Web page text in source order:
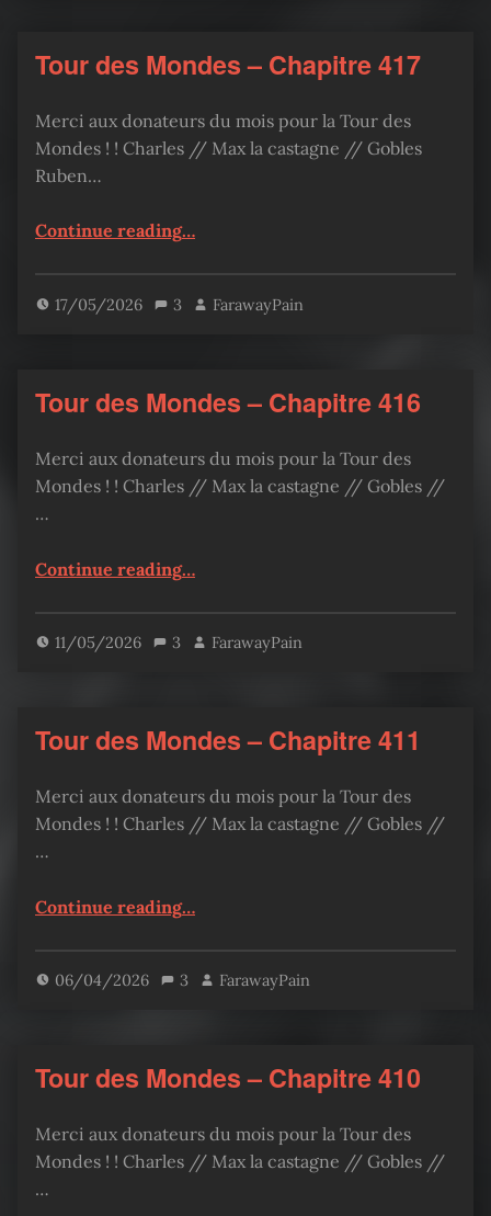
Tour des Mondes – Chapitre 417
Merci aux donateurs du mois pour la Tour des
Mondes ! ! Charles // Max la castagne // Gobles
Ruben…
Continue reading“Tour des Mondes – Chapitre 417”
…
17/05/2026 3 FarawayPain
Tour des Mondes – Chapitre 416
Merci aux donateurs du mois pour la Tour des
Mondes ! ! Charles // Max la castagne // Gobles //
…
Continue reading“Tour des Mondes – Chapitre 416”
…
11/05/2026 3 FarawayPain
Tour des Mondes – Chapitre 411
Merci aux donateurs du mois pour la Tour des
Mondes ! ! Charles // Max la castagne // Gobles //
…
Continue reading“Tour des Mondes – Chapitre 411”
…
06/04/2026 3 FarawayPain
Tour des Mondes – Chapitre 410
Merci aux donateurs du mois pour la Tour des
Mondes ! ! Charles // Max la castagne // Gobles //
…